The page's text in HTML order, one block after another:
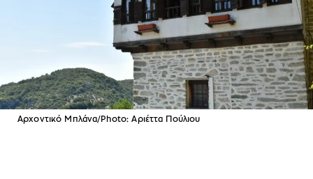
Αρχοντικό Μπλάνα/Photo: Aριέττα Πούλιου